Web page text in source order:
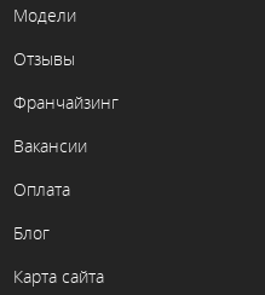
Модели
Отзывы
Франчайзинг
Вакансии
Оплата
Блог
Карта сайта